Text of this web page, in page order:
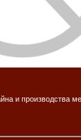
и производства